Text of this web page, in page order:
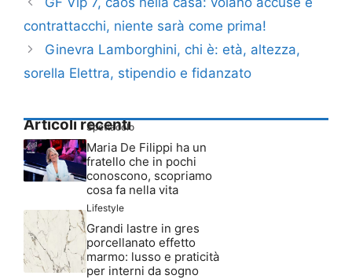
contrattacchi, niente sarà come prima!
Ginevra Lamborghini, chi è: età, altezza,
sorella Elettra, stipendio e fidanzato
Articoli recenti
Spettacolo
Maria De Filippi ha un
fratello che in pochi
conoscono, scopriamo
cosa fa nella vita
Lifestyle
Grandi lastre in gres
porcellanato effetto
marmo: lusso e praticità
per interni da sogno